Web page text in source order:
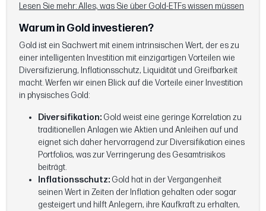
Lesen Sie mehr:Alles, was Sie über Gold-ETFs wissen müssen
Warum in Gold investieren?
Gold ist ein Sachwert mit einem intrinsischen Wert, der es zu
einer intelligenten Investition mit einzigartigen Vorteilen wie
Diversifizierung, Inflationsschutz, Liquidität und Greifbarkeit
macht. Werfen wir einen Blick auf die Vorteile einer Investition
in physisches Gold:
Diversifikation: Gold weist eine geringe Korrelation zu
traditionellen Anlagen wie Aktien und Anleihen auf und
eignet sich daher hervorragend zur Diversifikation eines
Portfolios, was zur Verringerung des Gesamtrisikos
beiträgt.
Inflationsschutz: Gold hat in der Vergangenheit
seinen Wert in Zeiten der Inflation gehalten oder sogar
gesteigert und hilft Anlegern, ihre Kaufkraft zu erhalten,